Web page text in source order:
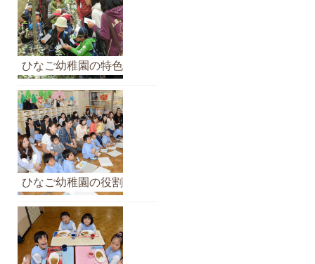
ひなご幼稚園の特色
ひなご幼稚園の役割